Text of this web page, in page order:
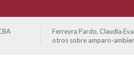
Ferreyra Pardo, Claudia
otros sobre amparo-